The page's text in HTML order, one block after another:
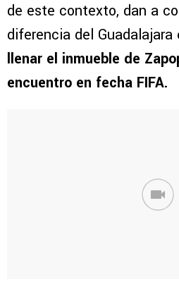
de este contexto, dan a
diferencia del Guadalajara
llenar el inmueble de
encuentro en fecha FIFA.